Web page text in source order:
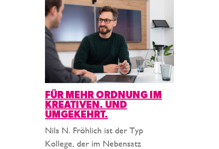
FÜR MEHR ORDNUNG IM
KREATIVEN. UND
UMGEKEHRT.
Nils N. Fröhlich ist der Typ
Kollege, der im Nebensatz